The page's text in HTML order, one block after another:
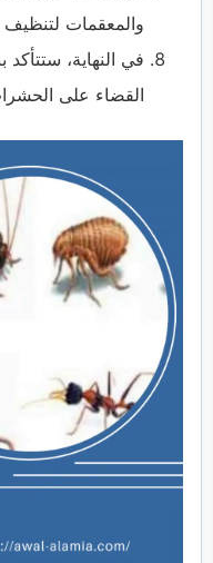
والمعقمات لتنظيف
في النهاية،
القضاء على